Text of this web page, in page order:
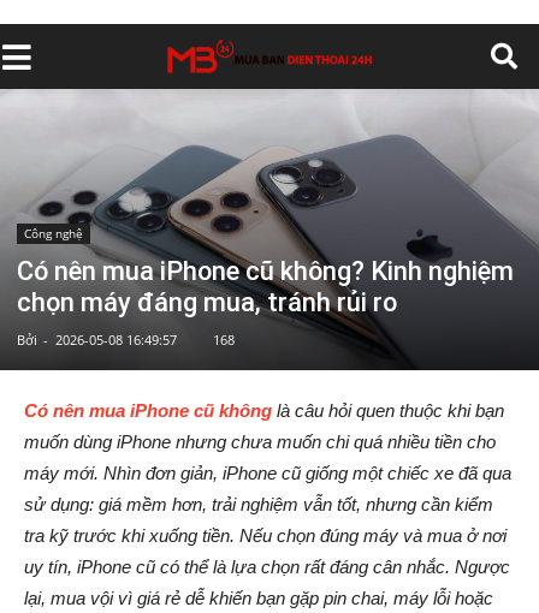
Công nghệ
Có nên mua iPhone cũ không? Kinh nghiệm
chọn máy đáng mua, tránh rủi ro
Bởi - 2026-05-08 16:49:57 168
Có nên mua iPhone cũ không là câu hỏi quen thuộc khi bạn
muốn dùng iPhone nhưng chưa muốn chi quá nhiều tiền cho
máy mới. Nhìn đơn giản, iPhone cũ giống một chiếc xe đã qua
sử dụng: giá mềm hơn, trải nghiệm vẫn tốt, nhưng cần kiểm
tra kỹ trước khi xuống tiền. Nếu chọn đúng máy và mua ở nơi
uy tín, iPhone cũ có thể là lựa chọn rất đáng cân nhắc. Ngược
lại, mua vội vì giá rẻ dễ khiến bạn gặp pin chai, máy lỗi hoặc